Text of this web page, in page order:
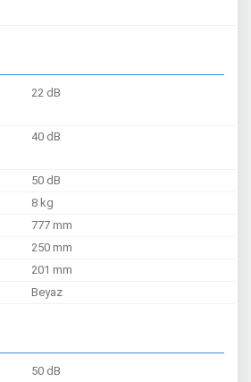
22 dB
40 dB
50 dB
8 kg
777 mm
250 mm
201 mm
Beyaz
50 dB